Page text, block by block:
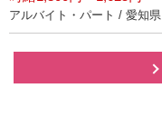
アルバイト・パート / 愛知県